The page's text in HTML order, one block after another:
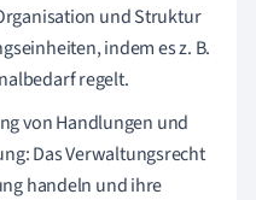
und Struktur
indem es z. B.
regelt.
von Handlungen und
Das Verwaltungsrecht
handeln und ihre